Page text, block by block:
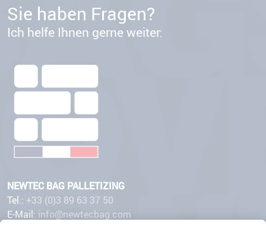
Sie haben Fragen?
Ich helfe Ihnen gerne weiter:
NEWTEC BAG PALLETIZING
Tel.: +33 (0)3 89 63 37 50
E-Mail: info@newtecbag.com